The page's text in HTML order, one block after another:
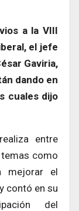
a la VIII
el jefe
Gaviria,
dando en
cuales dijo
entre
como
mejorar el
contó en su
del